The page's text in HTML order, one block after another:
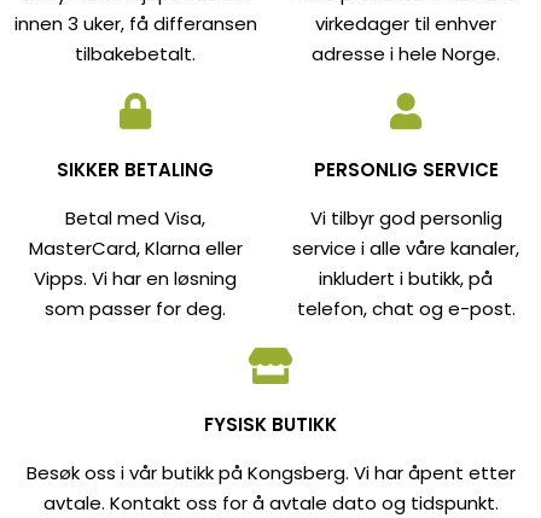
innen 3 uker, få differansen
tilbakebetalt.
virkedager til enhver
adresse i hele Norge.
SIKKER BETALING
Betal med Visa,
MasterCard, Klarna eller
Vipps. Vi har en løsning
som passer for deg.
PERSONLIG SERVICE
Vi tilbyr god personlig
service i alle våre kanaler,
inkludert i butikk, på
telefon, chat og e-post.
FYSISK BUTIKK
Besøk oss i vår butikk på Kongsberg. Vi har åpent etter
avtale. Kontakt oss for å avtale dato og tidspunkt.